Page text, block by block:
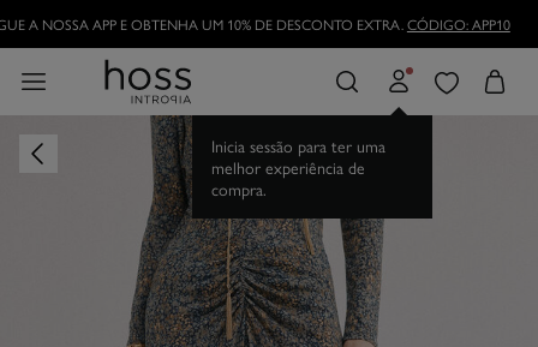
A NOSSA APP E OBTENHA UM 10% DE DESCONTO EXTRA.CÓDIGO: APP10
Inicia sessão para ter uma
melhor experiência de
compra.